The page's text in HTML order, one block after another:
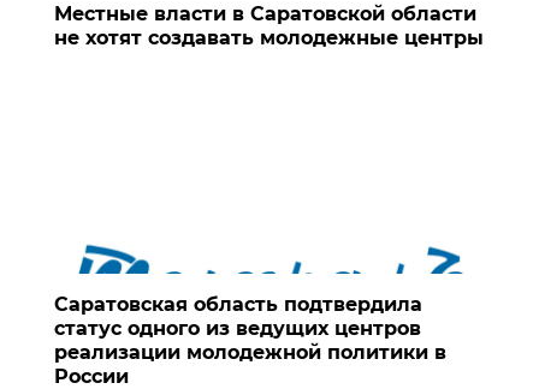
Местные власти в Саратовской области
не хотят создавать молодежные центры
Саратовская область подтвердила
статус одного из ведущих центров
реализации молодежной политики в
России